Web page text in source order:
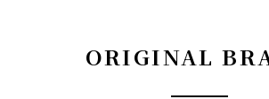
ORIGINAL